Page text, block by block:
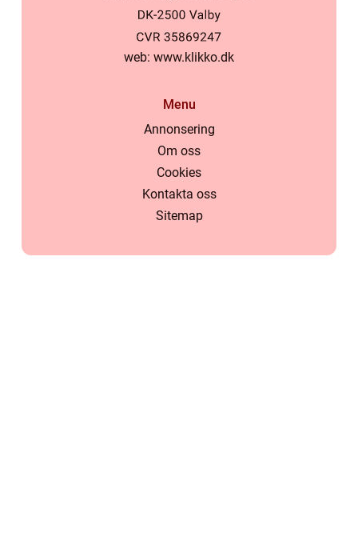
web: www.klikko.dk
Menu
Annonsering
Om oss
Cookies
Kontakta oss
Sitemap